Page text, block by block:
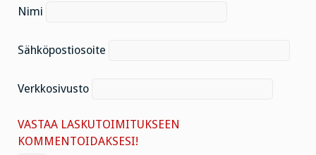
Nimi
Sähköpostiosoite
Verkkosivusto
VASTAA LASKUTOIMITUKSEEN
KOMMENTOIDAKSESI!